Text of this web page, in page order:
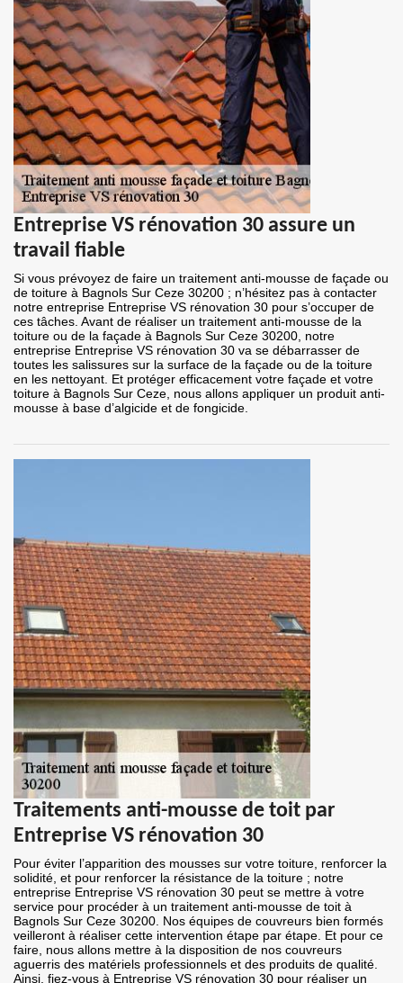
Entreprise VS rénovation 30 assure un
travail fiable
Si vous prévoyez de faire un traitement anti-mousse de façade ou
de toiture à Bagnols Sur Ceze 30200 ; n’hésitez pas à contacter
notre entreprise Entreprise VS rénovation 30 pour s’occuper de
ces tâches. Avant de réaliser un traitement anti-mousse de la
toiture ou de la façade à Bagnols Sur Ceze 30200, notre
entreprise Entreprise VS rénovation 30 va se débarrasser de
toutes les salissures sur la surface de la façade ou de la toiture
en les nettoyant. Et protéger efficacement votre façade et votre
toiture à Bagnols Sur Ceze, nous allons appliquer un produit anti-
mousse à base d’algicide et de fongicide.
Traitements anti-mousse de toit par
Entreprise VS rénovation 30
Pour éviter l’apparition des mousses sur votre toiture, renforcer la
solidité, et pour renforcer la résistance de la toiture ; notre
entreprise Entreprise VS rénovation 30 peut se mettre à votre
service pour procéder à un traitement anti-mousse de toit à
Bagnols Sur Ceze 30200. Nos équipes de couvreurs bien formés
veilleront à réaliser cette intervention étape par étape. Et pour ce
faire, nous allons mettre à la disposition de nos couvreurs
aguerris des matériels professionnels et des produits de qualité.
Ainsi, fiez-vous à Entreprise VS rénovation 30 pour réaliser un